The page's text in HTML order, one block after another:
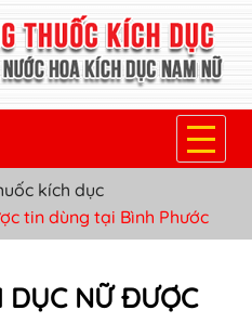
kích dục
tin dùng tại Bình Phước
DỤC NỮ ĐƯỢC